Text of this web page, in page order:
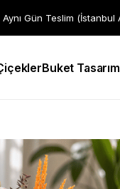
Gün Teslim (İstanbul
Buket Tasarım